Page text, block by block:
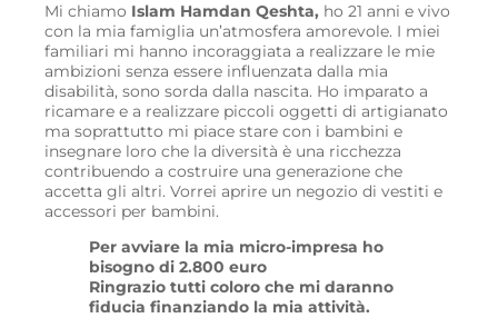
Mi chiamo Islam Hamdan Qeshta, ho 21 anni e vivo
con la mia famiglia un’atmosfera amorevole. I miei
familiari mi hanno incoraggiata a realizzare le mie
ambizioni senza essere influenzata dalla mia
disabilità, sono sorda dalla nascita. Ho imparato a
ricamare e a realizzare piccoli oggetti di artigianato
ma soprattutto mi piace stare con i bambini e
insegnare loro che la diversità è una ricchezza
contribuendo a costruire una generazione che
accetta gli altri. Vorrei aprire un negozio di vestiti e
accessori per bambini.
Per avviare la mia micro-impresa ho
bisogno di 2.800 euro
Ringrazio tutti coloro che mi daranno
fiducia finanziando la mia attività.